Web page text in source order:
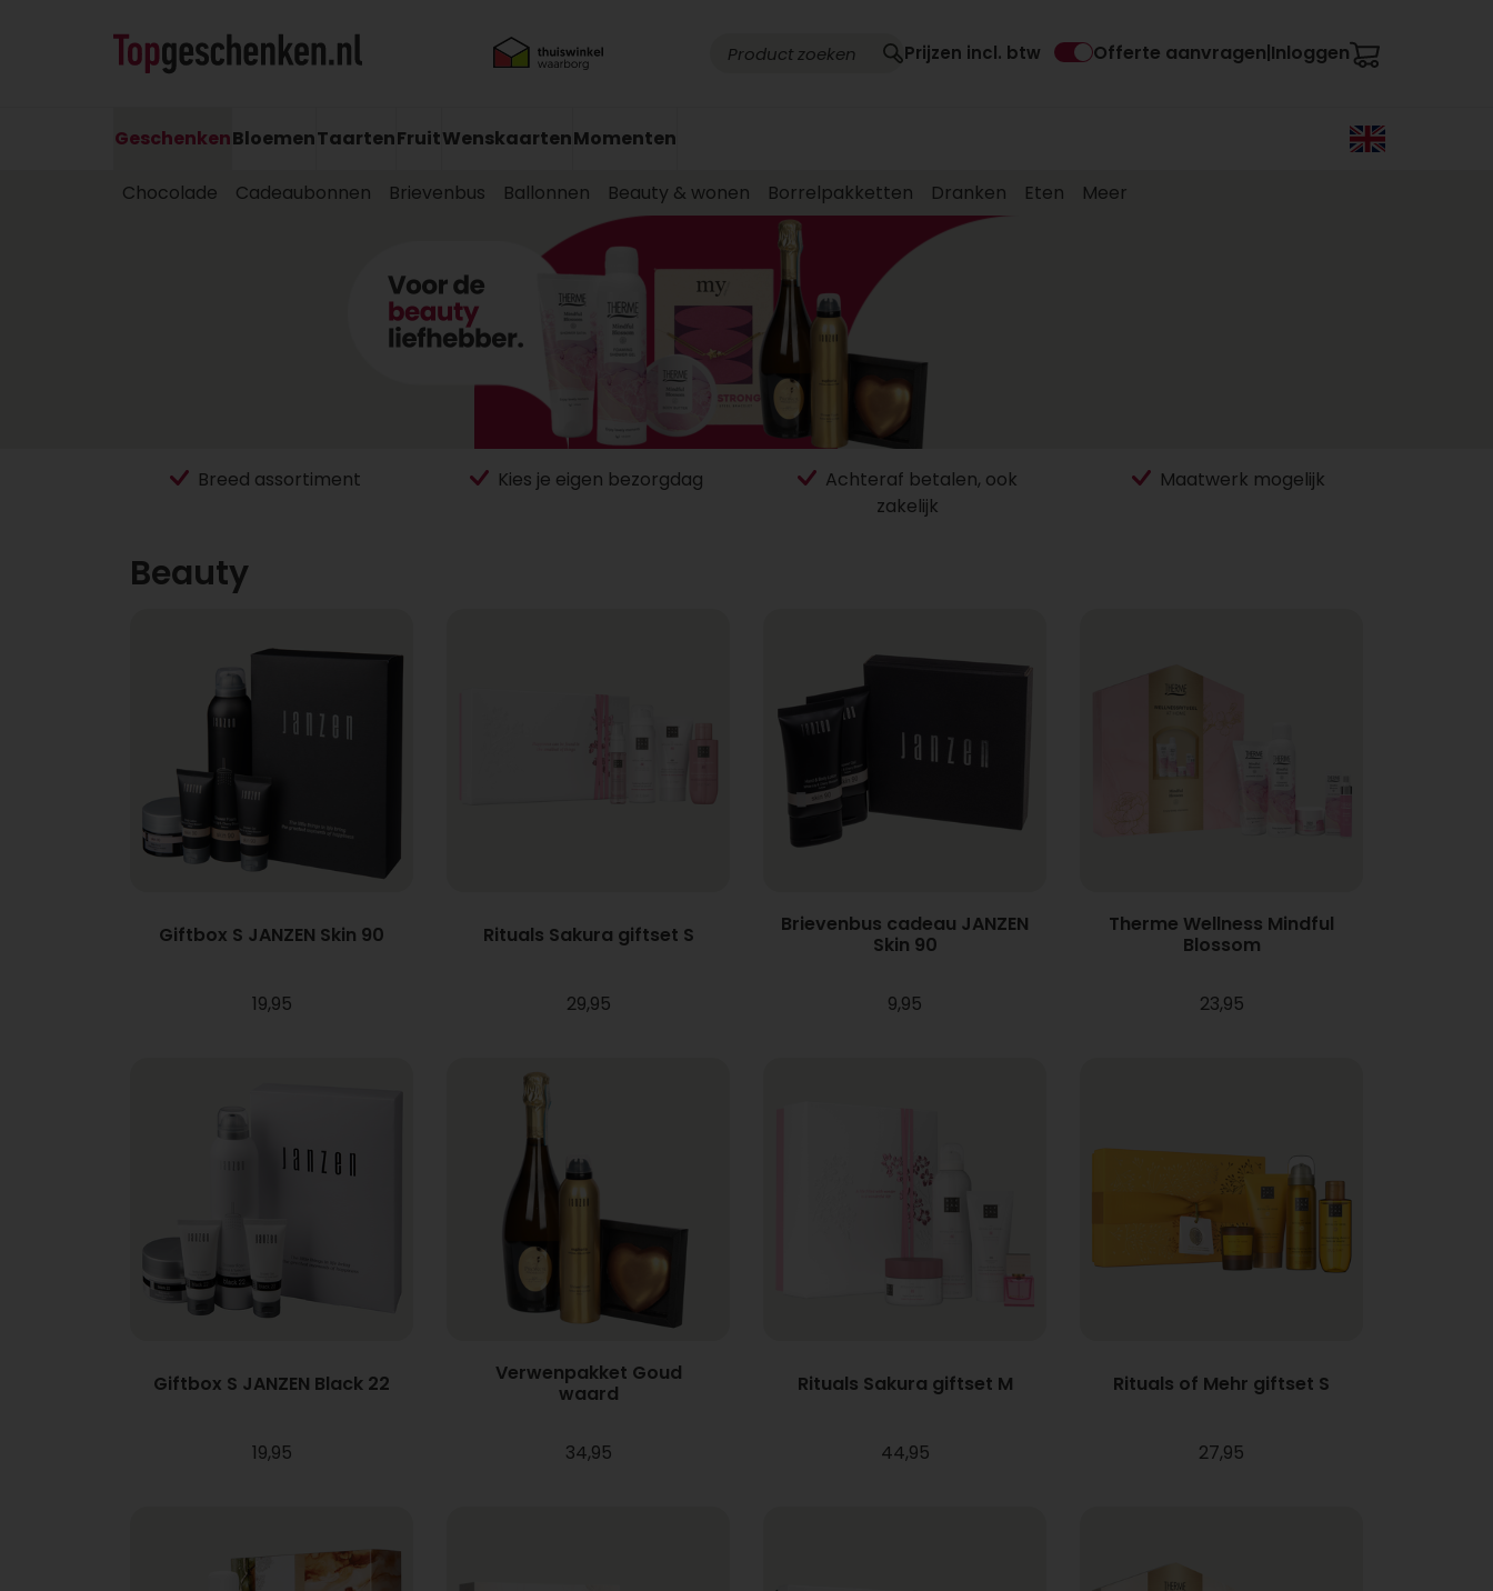
Prijzen incl. btw Offerte aanvragen Inloggen
GeschenkenBloemenTaartenFruitWenskaartenMomenten
Chocolade Cadeaubonnen Brievenbus Ballonnen Beauty & wonen Borrelpakketten Dranken Eten Meer
Breed assortiment Kies je eigen bezorgdag
Achteraf betalen, ook
zakelijk
Maatwerk mogelijk
Beauty
Giftbox S JANZEN Skin 90
19,95
Rituals Sakura giftset S
29,95
Brievenbus cadeau JANZEN
Skin 90
9,95
Therme Wellness Mindful
Blossom
23,95
Giftbox S JANZEN Black 22
19,95
Verwenpakket Goud
waard
34,95
Rituals Sakura giftset M
44,95
Rituals of Mehr giftset S
27,95